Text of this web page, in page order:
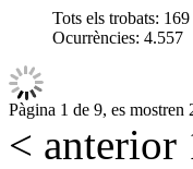
Tots els trobats: 169
Ocurrències: 4.557
Pàgina 1 de 9, es mostren
< anterior